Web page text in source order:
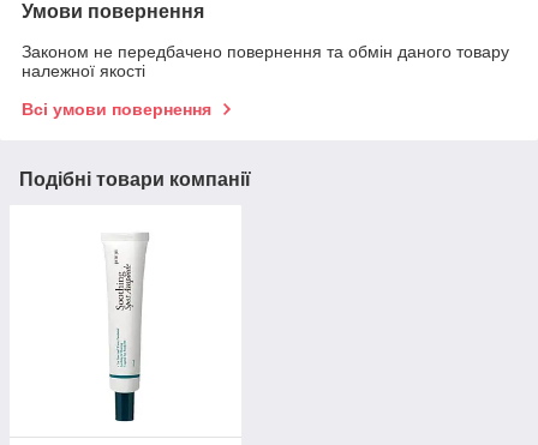
Умови повернення
Законом не передбачено повернення та обмін даного товару
належної якості
Всі умови повернення
Подібні товари компанії